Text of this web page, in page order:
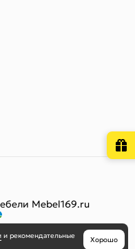
Mebel169.ru
и рекомендательные
Хорошо